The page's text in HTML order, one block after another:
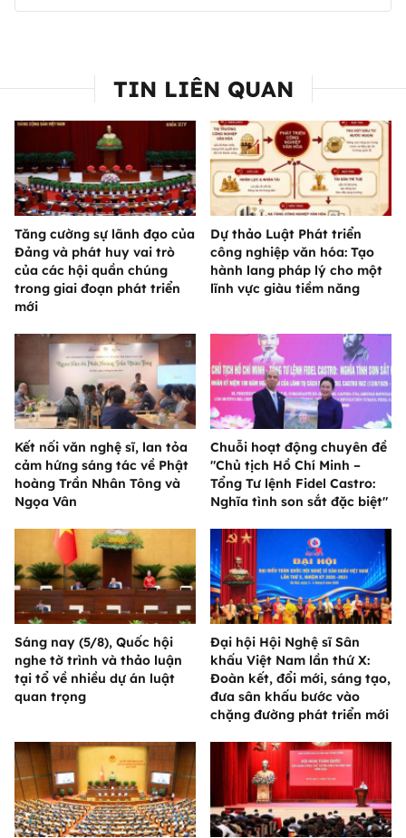
TIN LIÊN QUAN
Tăng cường sự lãnh đạo của
Đảng và phát huy vai trò
của các hội quần chúng
trong giai đoạn phát triển
mới
Dự thảo Luật Phát triển
công nghiệp văn hóa: Tạo
hành lang pháp lý cho một
lĩnh vực giàu tiềm năng
Kết nối văn nghệ sĩ, lan tỏa
cảm hứng sáng tác về Phật
hoàng Trần Nhân Tông và
Ngọa Vân
Chuỗi hoạt động chuyên đề
"Chủ tịch Hồ Chí Minh –
Tổng Tư lệnh Fidel Castro:
Nghĩa tình son sắt đặc biệt"
Sáng nay (5/8), Quốc hội
nghe tờ trình và thảo luận
tại tổ về nhiều dự án luật
quan trọng
Đại hội Hội Nghệ sĩ Sân
khấu Việt Nam lần thứ X:
Đoàn kết, đổi mới, sáng tạo,
đưa sân khấu bước vào
chặng đường phát triển mới